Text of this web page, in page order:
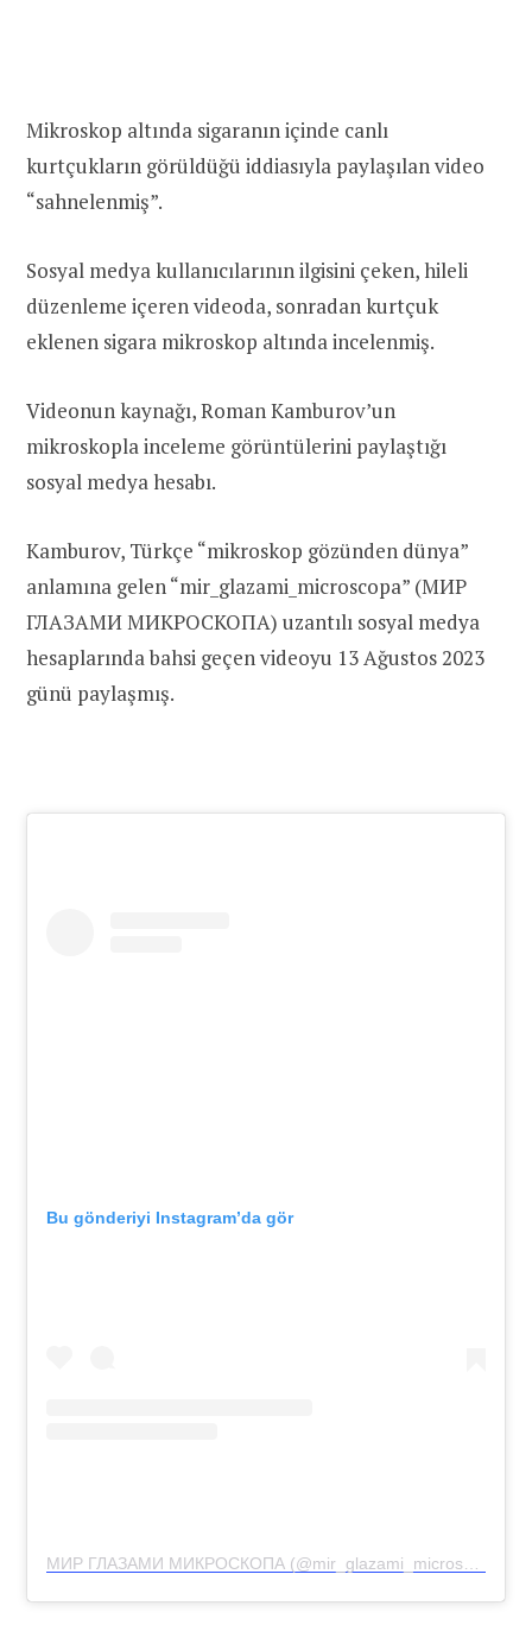
Mikroskop altında sigaranın içinde canlı
kurtçukların görüldüğü iddiasıyla paylaşılan video
“sahnelenmiş”.
Sosyal medya kullanıcılarının ilgisini çeken, hileli
düzenleme içeren videoda, sonradan kurtçuk
eklenen sigara mikroskop altında incelenmiş.
Videonun kaynağı, Roman Kamburov’un
mikroskopla inceleme görüntülerini paylaştığı
sosyal medya hesabı.
Kamburov, Türkçe “mikroskop gözünden dünya”
anlamına gelen “mir_glazami_microscopa” (МИР
ГЛАЗАМИ МИКРОСКОПА) uzantılı sosyal medya
hesaplarında bahsi geçen videoyu 13 Ağustos 2023
günü paylaşmış.
Bu gönderiyi Instagram’da gör